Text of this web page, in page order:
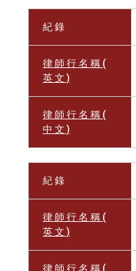
紀 錄
律 師 行 名 稱 (
英 文 )
律 師 行 名 稱 (
中 文 )
紀 錄
律 師 行 名 稱 (
英 文 )
律 師 行 名 稱 (